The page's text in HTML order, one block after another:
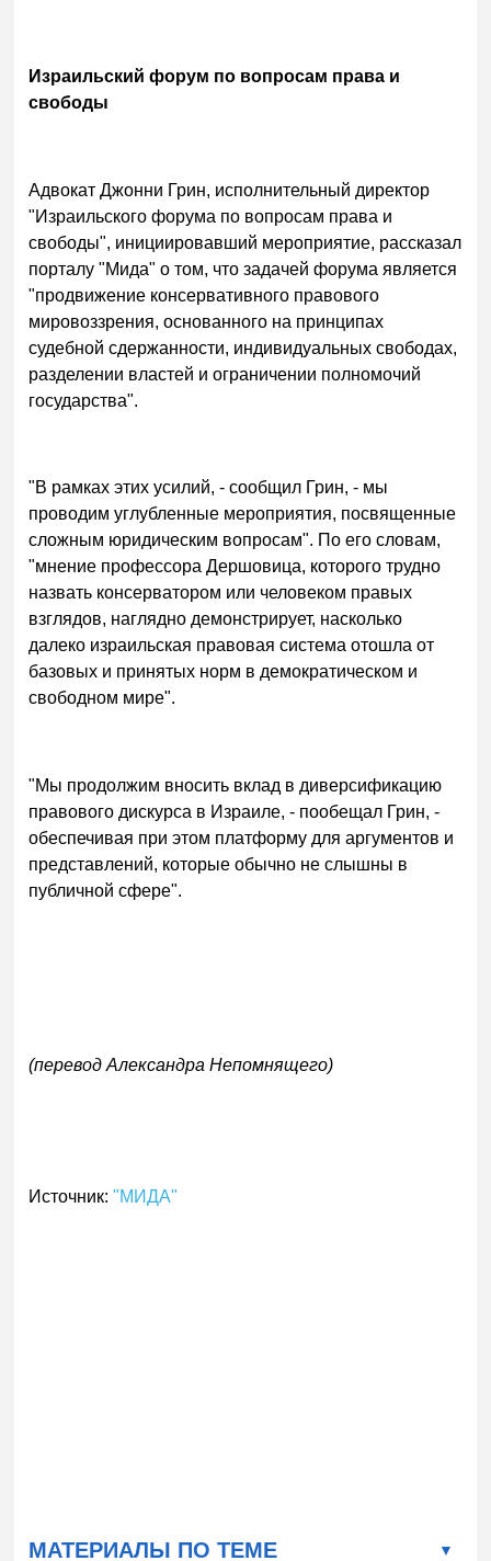
Израильский форум по вопросам права и
свободы
Адвокат Джонни Грин, исполнительный директор
"Израильского форума по вопросам права и
свободы", инициировавший мероприятие, рассказал
порталу "Мида" о том, что задачей форума является
"продвижение консервативного правового
мировоззрения, основанного на принципах
судебной сдержанности, индивидуальных свободах,
разделении властей и ограничении полномочий
государства".
"В рамках этих усилий, - сообщил Грин, - мы
проводим углубленные мероприятия, посвященные
сложным юридическим вопросам". По его словам,
"мнение профессора Дершовица, которого трудно
назвать консерватором или человеком правых
взглядов, наглядно демонстрирует, насколько
далеко израильская правовая система отошла от
базовых и принятых норм в демократическом и
свободном мире".
"Мы продолжим вносить вклад в диверсификацию
правового дискурса в Израиле, - пообещал Грин, -
обеспечивая при этом платформу для аргументов и
представлений, которые обычно не слышны в
публичной сфере".
(перевод Александра Непомнящего)
Источник:"МИДА"
МАТЕРИАЛЫ ПО ТЕМЕ